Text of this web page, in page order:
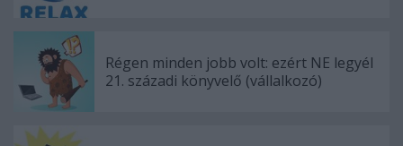
Régen minden jobb volt: ezért NE legyél
21. századi könyvelő (vállalkozó)